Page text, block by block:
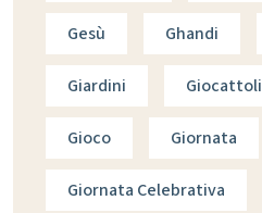
Gesù Ghandi
Giardini Giocattoli
Gioco Giornata
Giornata Celebrativa